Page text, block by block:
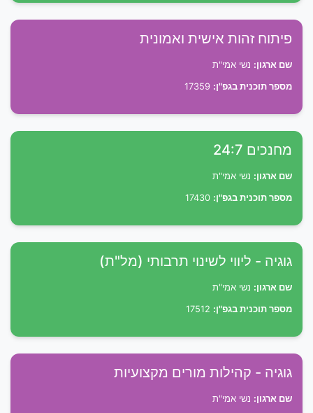
פיתוח זהות אישית ואמונית
שם ארגון: נשי אמי"ת
מספר תוכנית בגפ"ן:
מחנכים 24:7
שם ארגון: נשי אמי"ת
מספר תוכנית בגפ"ן:
גוגיה - ליווי לשינוי תרבותי (מל"ת)
שם ארגון: נשי אמי"ת
מספר תוכנית בגפ"ן:
גוגיה - קהילות מורים מקצועיות
שם ארגון: נשי אמי"ת